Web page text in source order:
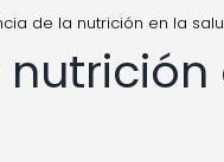
de la nutrición en la